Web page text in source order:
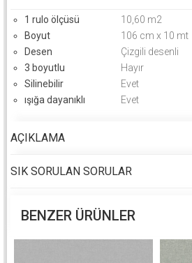
1 rulo ölçüsü
10,60 m2
Boyut
106 cm x 10 mt
Desen
Çizgili desenli
3 boyutlu
Hayır
Silinebilir
Evet
ışığa dayanıklı
Evet
AÇIKLAMA
SIK SORULAN SORULAR
BENZER ÜRÜNLER